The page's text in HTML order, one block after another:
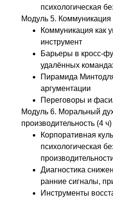
психологическая
Модуль 5. Коммуникация
Коммуникация как
инструмент
Барьеры в кросс-
удалённых
Пирамида
аргументации
Переговоры и
Модуль 6. Моральный
производительность (4 ч)
Корпоративная
психологическая
Диагностика
ранние сигналы,
Инструменты